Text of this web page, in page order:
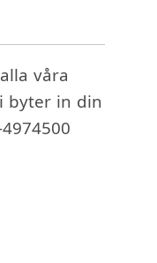
våra
byter in din